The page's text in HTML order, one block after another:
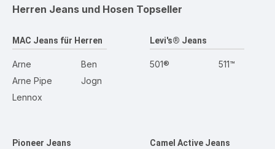
Herren Jeans und Hosen Topseller
MAC Jeans für Herren
Arne
Arne Pipe
Lennox
Ben
Jogn
Levi's® Jeans
501® 511™
Pioneer Jeans Camel Active Jeans